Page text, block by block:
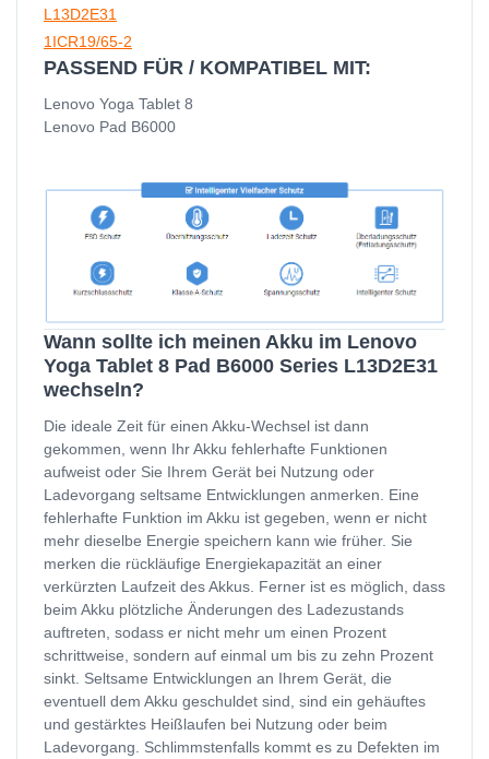
L13D2E31
1ICR19/65-2
PASSEND FÜR / KOMPATIBEL MIT:
Lenovo Yoga Tablet 8
Lenovo Pad B6000
Wann sollte ich meinen Akku im Lenovo
Yoga Tablet 8 Pad B6000 Series L13D2E31
wechseln?
Die ideale Zeit für einen Akku-Wechsel ist dann
gekommen, wenn Ihr Akku fehlerhafte Funktionen
aufweist oder Sie Ihrem Gerät bei Nutzung oder
Ladevorgang seltsame Entwicklungen anmerken. Eine
fehlerhafte Funktion im Akku ist gegeben, wenn er nicht
mehr dieselbe Energie speichern kann wie früher. Sie
merken die rückläufige Energiekapazität an einer
verkürzten Laufzeit des Akkus. Ferner ist es möglich, dass
beim Akku plötzliche Änderungen des Ladezustands
auftreten, sodass er nicht mehr um einen Prozent
schrittweise, sondern auf einmal um bis zu zehn Prozent
sinkt. Seltsame Entwicklungen an Ihrem Gerät, die
eventuell dem Akku geschuldet sind, sind ein gehäuftes
und gestärktes Heißlaufen bei Nutzung oder beim
Ladevorgang. Schlimmstenfalls kommt es zu Defekten im